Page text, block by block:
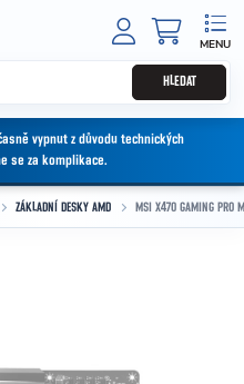
HLEDAT
vypnut z důvodu technických
se za komplikace.
ZÁKLADNÍ DESKY AMD MSI X470 GAMING PRO